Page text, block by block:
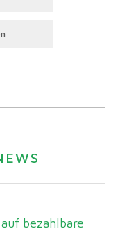
bezahlbare